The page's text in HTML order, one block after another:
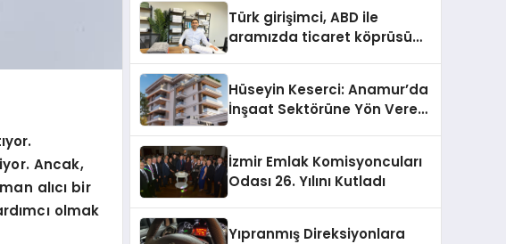
Ancak,
alıcı bir
olmak
Türk girişimci, ABD ile
aramızda ticaret köprüsü
Hüseyin Keserci: Anamur’da
İnşaat Sektörüne Yön Veren
İzmir Emlak Komisyoncuları
Odası 26. Yılını Kutladı
Yıpranmış Direksiyonlara